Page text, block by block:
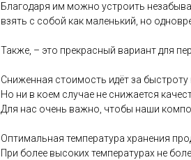
Благодаря им можно устроить
взять с собой как маленький, но
Также, – это прекрасный вариант для
Сниженная стоимость идёт за
Но ни в коем случае не снижается
Для нас очень важно, чтобы наши
Оптимальная температура хранения
При более высоких температурах не